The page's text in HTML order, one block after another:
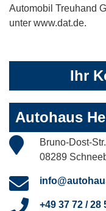
Automobil Treuhand
unter www.dat.de.
Ihr
Autohaus
Bruno-Dost-
08289
+49 37 72 / 28